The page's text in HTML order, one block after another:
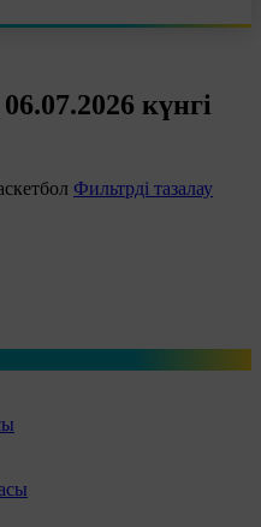
күнгі
Фильтрді тазалау